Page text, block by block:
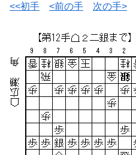
<<初手 <前の手 次の手>